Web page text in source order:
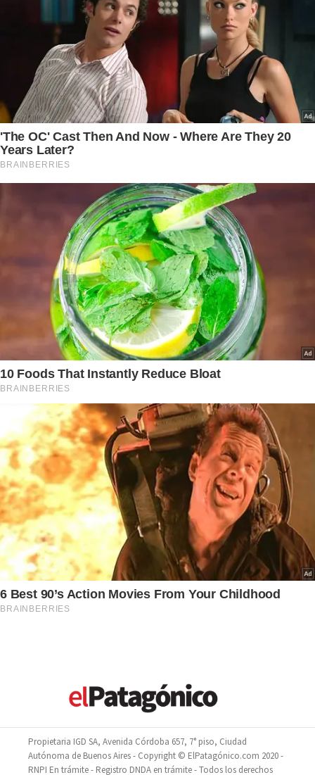
Propietaria IGD SA, Avenida Córdoba 657, 7° piso, Ciudad
Autónoma de Buenos Aires - Copyright © ElPatagónico.com 2020 -
RNPI En trámite - Registro DNDA en trámite - Todos los derechos